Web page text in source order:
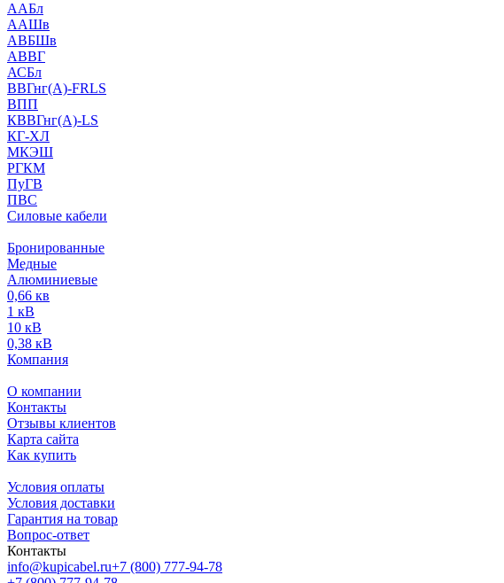
ААБл
ААШв
АВБШв
АВВГ
АСБл
ВВГнг(А)-FRLS
ВПП
КВВГнг(А)-LS
КГ-ХЛ
МКЭШ
РГКМ
ПуГВ
ПВС
Силовые кабели
Бронированные
Медные
Алюминиевые
0,66 кв
1 кВ
10 кВ
0,38 кВ
Компания
О компании
Контакты
Отзывы клиентов
Карта сайта
Как купить
Условия оплаты
Условия доставки
Гарантия на товар
Вопрос-ответ
Контакты
info@kupicabel.ru+7 (800) 777-94-78